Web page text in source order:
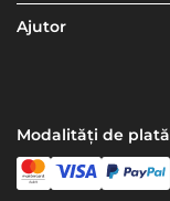
Ajutor
Modalități de plată